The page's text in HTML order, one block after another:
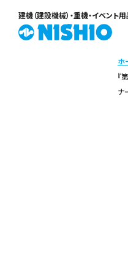
建機（建設機械）・重機・イベント
ホ
『
ナ